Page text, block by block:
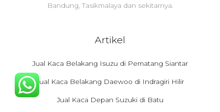
Bandung, Tasikmalaya dan sekitarnya.
Artikel
Jual Kaca Belakang Isuzu di Pematang Siantar
Jual Kaca Belakang Daewoo di Indragiri Hilir
Jual Kaca Depan Suzuki di Batu